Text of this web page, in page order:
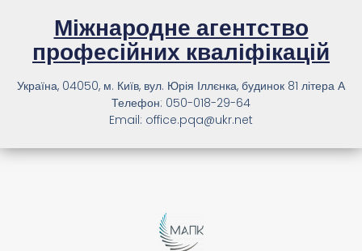
Міжнародне агентство
професійних кваліфікацій
Україна, 04050, м. Київ, вул. Юрія Іллєнка, будинок 81 літера А
Телефон: 050-018-29-64
Email: office.pqa@ukr.net